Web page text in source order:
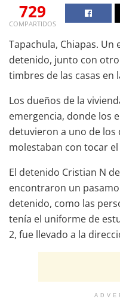
729
COMPARTIDOS
Tapachula, Chiapas.
detenido, junto con
timbres de las casas en
Los dueños de la
emergencia, donde los
detuvieron a uno de
molestaban con tocar
El detenido Cristian N
encontraron un
detenido, como las
tenía el uniforme de
2, fue llevado a la